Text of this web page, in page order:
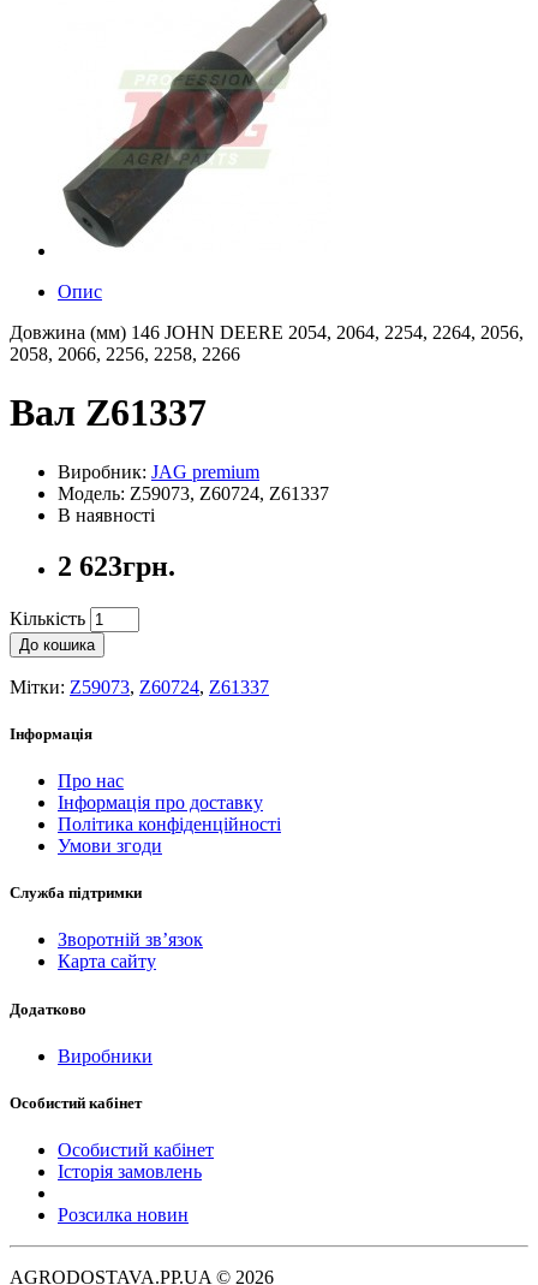
Опис
Довжина (мм) 146 JOHN DEERE 2054, 2064, 2254, 2264, 2056,
2058, 2066, 2256, 2258, 2266
Вал Z61337
Виробник: JAG premium
Модель: Z59073, Z60724, Z61337
В наявності
2 623грн.
Кількість
До кошика
Мітки: Z59073, Z60724, Z61337
Інформація
Про нас
Інформація про доставку
Політика конфіденційності
Умови згоди
Служба підтримки
Зворотній зв’язок
Карта сайту
Додатково
Виробники
Особистий кабінет
Особистий кабінет
Історія замовлень
Розсилка новин
AGRODOSTAVA.PP.UA © 2026